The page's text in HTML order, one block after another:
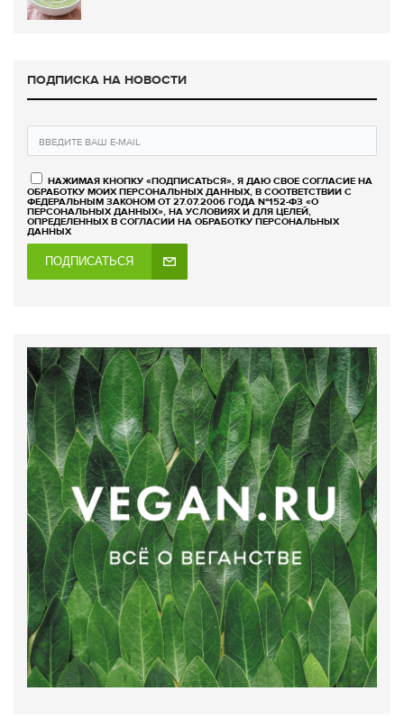
ПОДПИСКА НА НОВОСТИ
НАЖИМАЯ КНОПКУ «ПОДПИСАТЬСЯ», Я ДАЮ СВОЕ СОГЛАСИЕ НА
ОБРАБОТКУ МОИХ ПЕРСОНАЛЬНЫХ ДАННЫХ, В СООТВЕТСТВИИ С
ФЕДЕРАЛЬНЫМ ЗАКОНОМ ОТ 27.07.2006 ГОДА №152-ФЗ «О
ПЕРСОНАЛЬНЫХ ДАННЫХ», НА УСЛОВИЯХ И ДЛЯ ЦЕЛЕЙ,
ОПРЕДЕЛЕННЫХ В СОГЛАСИИ НА ОБРАБОТКУ ПЕРСОНАЛЬНЫХ
ДАННЫХ
ПОДПИСАТЬСЯ